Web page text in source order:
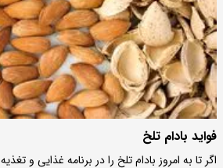
فواید بادام تلخ
اگر تا به امروز بادام تلخ را در برنامه غذایی و